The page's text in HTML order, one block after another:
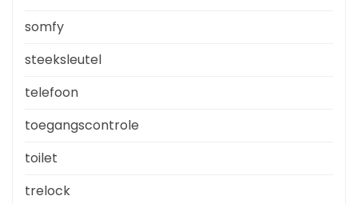
somfy
steeksleutel
telefoon
toegangscontrole
toilet
trelock